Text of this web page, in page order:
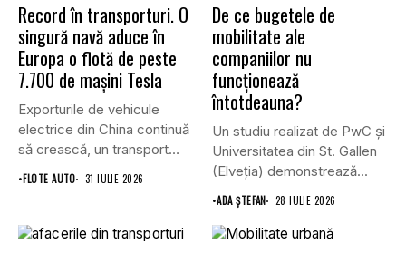
Record în transporturi. O
singură navă aduce în
Europa o flotă de peste
7.700 de mașini Tesla
Exporturile de vehicule
electrice din China continuă
să crească, un transport
record...
•FLOTE AUTO 31 IULIE 2026
De ce bugetele de
mobilitate ale
companiilor nu
funcționează
întotdeauna?
Un studiu realizat de PwC și
Universitatea din St. Gallen
(Elveția) demonstrează...
•ADA ȘTEFAN 28 IULIE 2026